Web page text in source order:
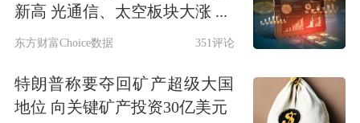
《事先告知书》显示，经查明，*ST广
票、银行回单、发货通知单及入库单等
新高 光通信、太空板块大涨 ...
东方财富Choice数据 351评论
特朗普称要夺回矿产超级大国
地位 向关键矿产投资30亿美元